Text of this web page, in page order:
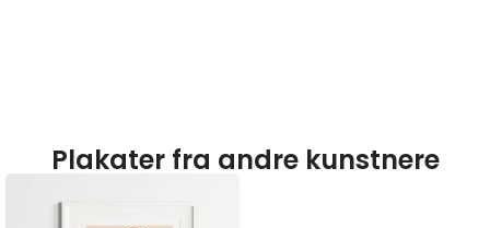
Plakater fra andre kunstnere